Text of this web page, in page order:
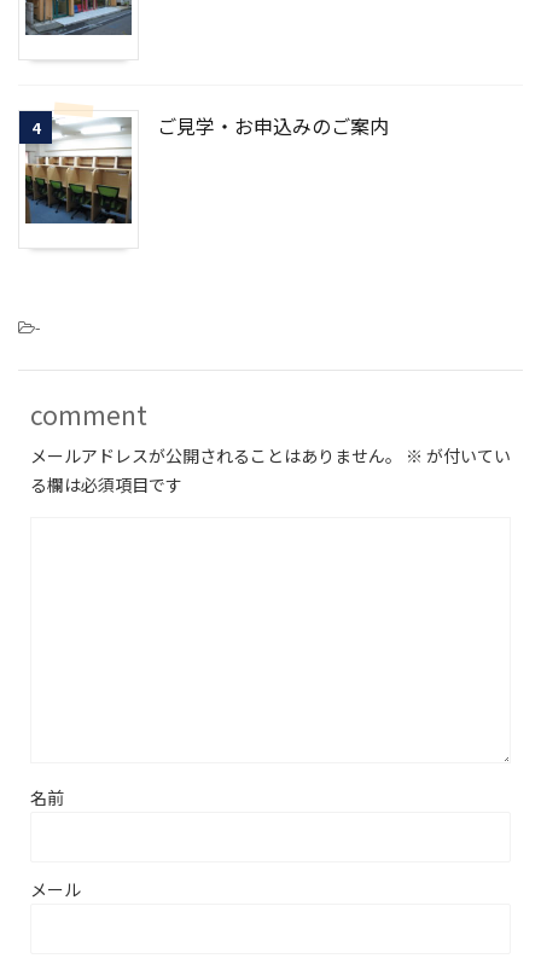
4 ご見学・お申込みのご案内
-
comment
メールアドレスが公開されることはありません。 ※ が付いてい
る欄は必須項目です
名前
メール